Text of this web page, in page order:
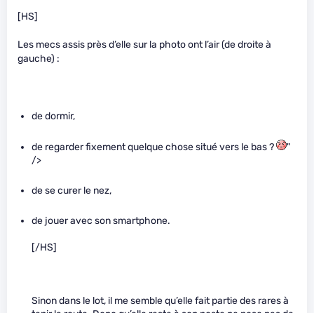
[HS]
Les mecs assis près d’elle sur la photo ont l’air (de droite à
gauche) :
de dormir,
de regarder fixement quelque chose situé vers le bas ?
"
/>
de se curer le nez,
de jouer avec son smartphone.
[/HS]
Sinon dans le lot, il me semble qu’elle fait partie des rares à